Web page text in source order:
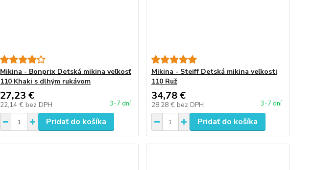
Mikina - Bonprix Detská mikina veľkosť
110 Khaki s dlhým rukávom
27,23 €
22,14 € bez DPH 3-7 dní
Pridať do košíka
Mikina - Steiff Detská mikina veľkosti
110 Ruž
34,78 €
28,28 € bez DPH 3-7 dní
Pridať do košíka